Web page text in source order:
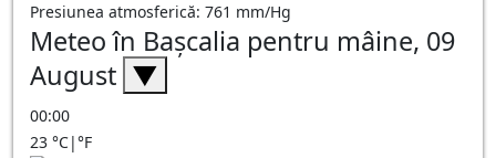
Presiunea atmosferică: 761 mm/Hg
Meteo în Başcalia pentru mâine, 09
August ▼
00:00
23 °C|°F